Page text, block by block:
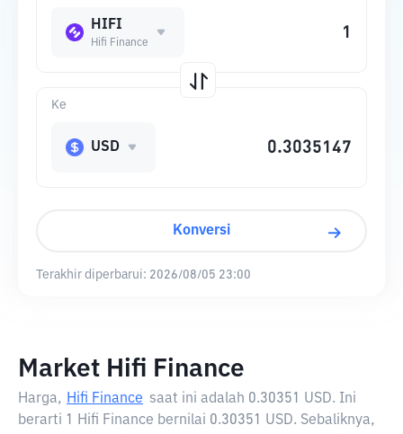
HIFI
Hifi Finance
Ke
USD
Konversi
Terakhir diperbarui: 2026/08/05 23:00
Market Hifi Finance
Harga, Hifi Finance saat ini adalah 0.30351 USD. Ini
berarti 1 Hifi Finance bernilai 0.30351 USD. Sebaliknya,